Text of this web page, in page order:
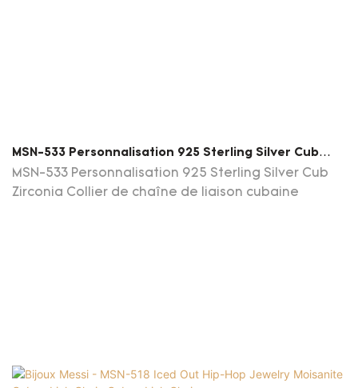
MSN-533 Personnalisation 925 Sterling Silver Cub
Zirconia Collier De Chaîne De Liaison Cubaine
MSN-533 Personnalisation 925 Sterling Silver Cub
Zirconia Collier de chaîne de liaison cubaine